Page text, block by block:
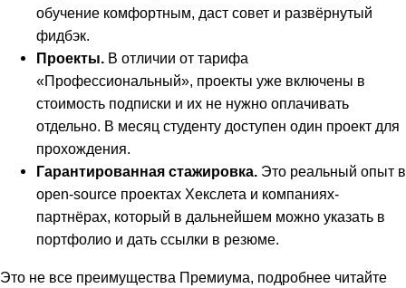
обучение комфортным, даст совет и развёрнутый
фидбэк.
Проекты. В отличии от тарифа
«Профессиональный», проекты уже включены в
стоимость подписки и их не нужно оплачивать
отдельно. В месяц студенту доступен один проект для
прохождения.
Гарантированная стажировка. Это реальный опыт в
open-source проектах Хекслета и компаниях-
партнёрах, который в дальнейшем можно указать в
портфолио и дать ссылки в резюме.
Это не все преимущества Премиума, подробнее читайте